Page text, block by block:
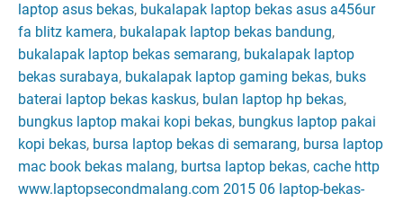
laptop asus bekas, bukalapak laptop bekas asus a456ur
fa blitz kamera, bukalapak laptop bekas bandung,
bukalapak laptop bekas semarang, bukalapak laptop
bekas surabaya, bukalapak laptop gaming bekas, buks
baterai laptop bekas kaskus, bulan laptop hp bekas,
bungkus laptop makai kopi bekas, bungkus laptop pakai
kopi bekas, bursa laptop bekas di semarang, bursa laptop
mac book bekas malang, burtsa laptop bekas, cache http
www.laptopsecondmalang.com 2015 06 laptop-bekas-